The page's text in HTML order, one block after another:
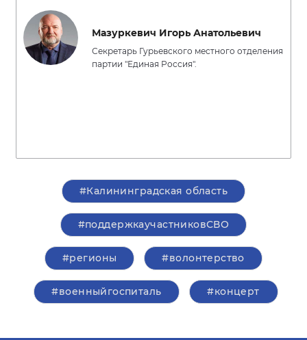
Мазуркевич Игорь Анатольевич
Секретарь Гурьевского местного отделения
партии "Единая Россия".
#Калининградская область
#поддержкаучастниковСВО
#регионы #волонтерство
#военныйгоспиталь #концерт